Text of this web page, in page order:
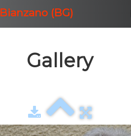
Bianzano (BG)
Gallery